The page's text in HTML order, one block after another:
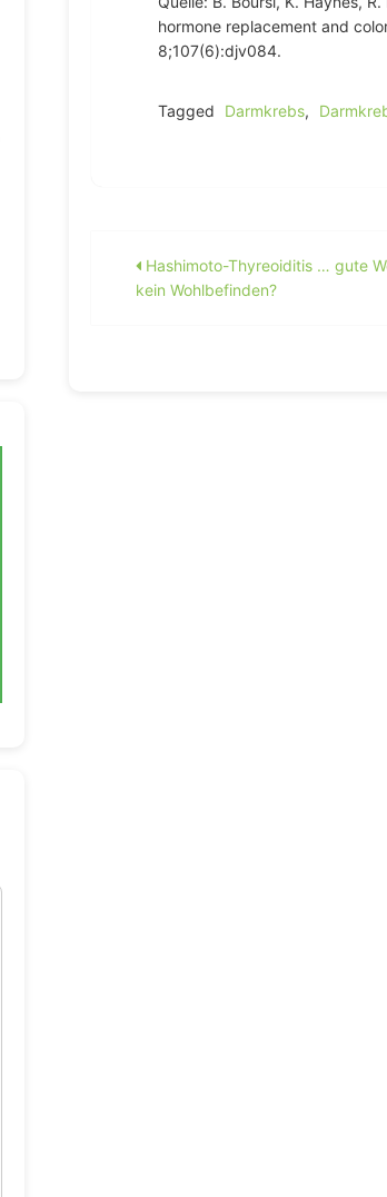
hormone replacement and
8;107(6):djv084.
Tagged Darmkrebs,
Hashimoto-Thyreoiditis … gute
kein Wohlbefinden?